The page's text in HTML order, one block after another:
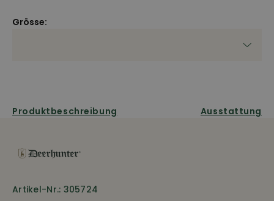
Grösse:
Produktbeschreibung Ausstattung
Artikel-Nr.: 305724